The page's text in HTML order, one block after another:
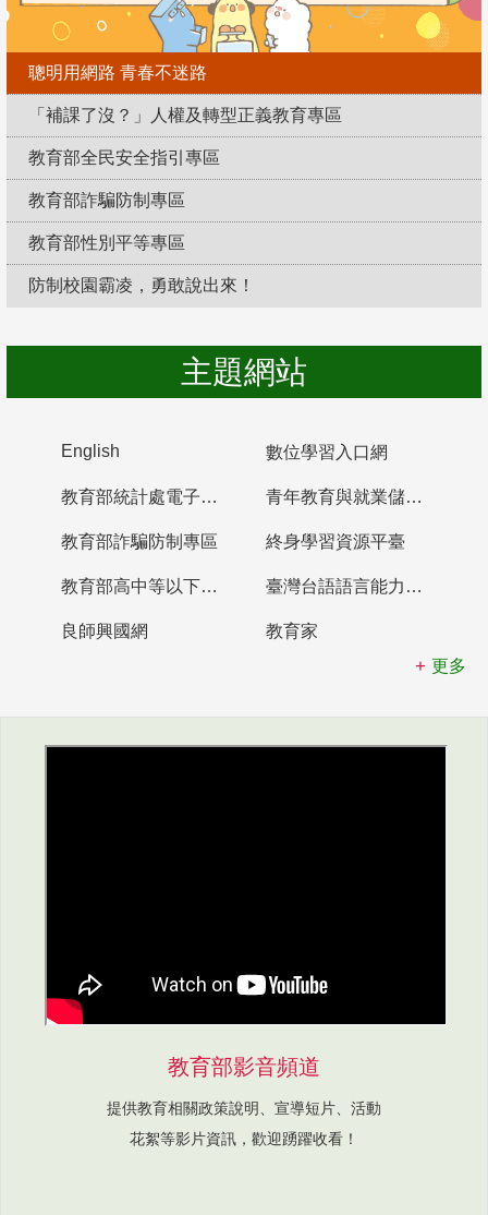
聰明用網路 青春不迷路
「補課了沒？」人權及轉型正義教育專區
教育部全民安全指引專區
教育部詐騙防制專區
教育部性別平等專區
防制校園霸凌，勇敢說出來！
主題網站
English 數位學習入口網
教育部統計處電子書櫃 青年教育與就業儲蓄帳戶
教育部詐騙防制專區 終身學習資源平臺
教育部高中等以下學校及幼兒園教師資格檢定考試 臺灣台語語言能力認證網站
良師興國網
教育家
更多
教育部影音頻道
提供教育相關政策說明、宣導短片、活動
花絮等影片資訊，歡迎踴躍收看！